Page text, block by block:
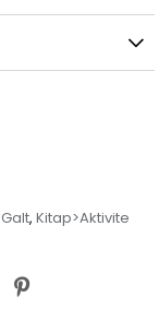
Galt, Kitap>Aktivite